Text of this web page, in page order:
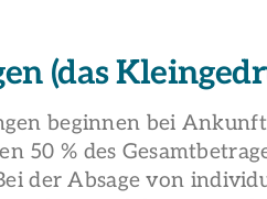
(das
beginnen bei
50 % des
der Absage von